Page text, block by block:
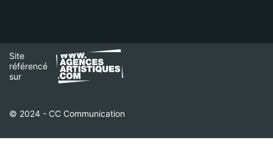
Site
référencé
sur
© 2024 - CC Communication